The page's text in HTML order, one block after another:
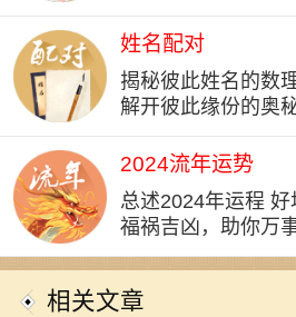
姓名配对
揭秘彼此姓名的数
解开彼此缘份的奥秘
2024流年运势
总述2024年运程 好
福祸吉凶，助你万
相关文章